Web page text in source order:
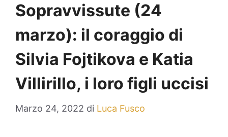
Sopravvissute (24
marzo): il coraggio di
Silvia Fojtikova e Katia
Villirillo, i loro figli uccisi
Marzo 24, 2022 di Luca Fusco